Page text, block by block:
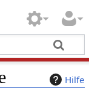
Hilfe